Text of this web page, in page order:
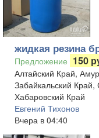
жидкая резина
Предложение 150
Алтайский Край,
Забайкальский
Хабаровский Край
Евгений Тихонов
Вчера в 04:40